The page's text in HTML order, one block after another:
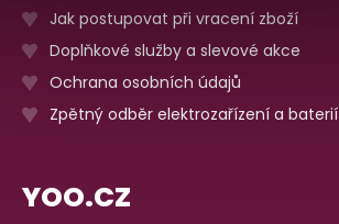
Jak postupovat při vracení zboží
Doplňkové služby a slevové akce
Ochrana osobních údajů
Zpětný odběr elektrozařízení a baterií
YOO.CZ